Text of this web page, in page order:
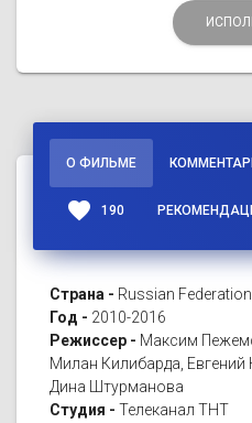
О ФИЛЬМЕ
favorite 190
Страна - Russian Federation
Год - 2010-2016
Режиссер - Максим
Милан Килибарда,
Дина Штурманова
Студия - Телеканал ТНТ